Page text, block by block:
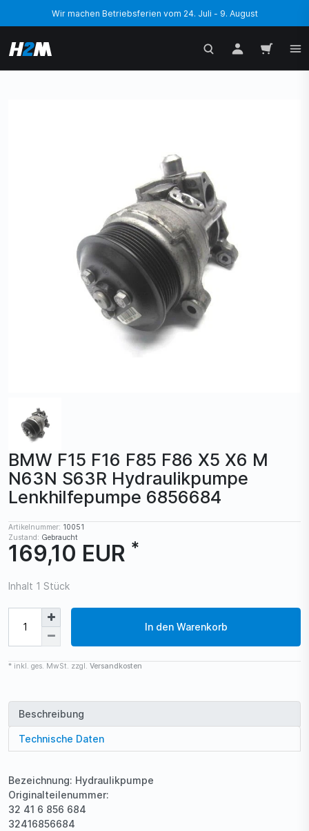
Wir machen Betriebsferien vom 24. Juli - 9. August
BMW F15 F16 F85 F86 X5 X6 M
N63N S63R Hydraulikpumpe
Lenkhilfepumpe 6856684
Artikelnummer: 10051
Zustand: Gebraucht
169,10 EUR *
Inhalt 1 Stück
In den Warenkorb
* inkl. ges. MwSt. zzgl. Versandkosten
Beschreibung
Technische Daten
Bezeichnung: Hydraulikpumpe
Originalteilenummer:
32 41 6 856 684
32416856684